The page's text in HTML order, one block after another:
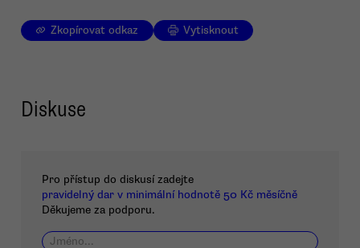
Zkopírovat odkaz Vytisknout
Diskuse
Pro přístup do diskusí zadejte
pravidelný dar v minimální hodnotě 50 Kč měsíčně
Děkujeme za podporu.